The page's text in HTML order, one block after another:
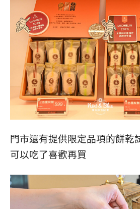
門市還有提供限定品項的餅乾
可以吃了喜歡再買